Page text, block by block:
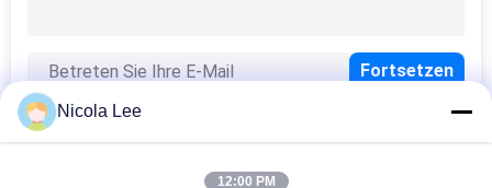
Nicola Lee
12:00 PM